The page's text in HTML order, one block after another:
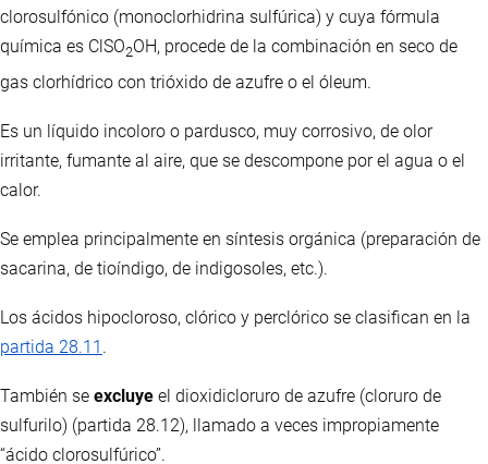
clorosulfónico (monoclorhidrina sulfúrica) y cuya fórmula
química es ClSO2OH, procede de la combinación en seco de
gas clorhídrico con trióxido de azufre o el óleum.
Es un líquido incoloro o pardusco, muy corrosivo, de olor
irritante, fumante al aire, que se descompone por el agua o el
calor.
Se emplea principalmente en síntesis orgánica (preparación de
sacarina, de tioíndigo, de indigosoles, etc.).
Los ácidos hipocloroso, clórico y perclórico se clasifican en la
partida 28.11 .
También se excluye el dioxidicloruro de azufre (cloruro de
sulfurilo) (partida 28.12), llamado a veces impropiamente
“ácido clorosulfúrico”.